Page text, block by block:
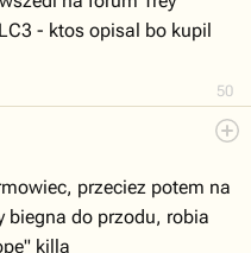
50
- ktos opisal bo kupil
przeciez potem na
biegna do przodu, robia
killa